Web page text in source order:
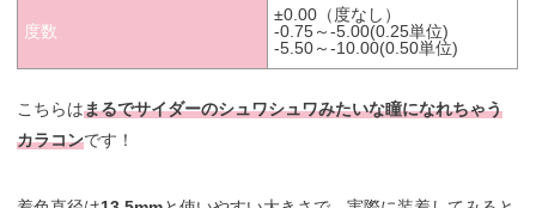
度数
±0.00（度なし）
-0.75～-5.00(0.25単位)
-5.50～-10.00(0.50単位)
こちらはまるでサイダーのシュワシュワみたいな瞳になれちゃう
カラコンです！